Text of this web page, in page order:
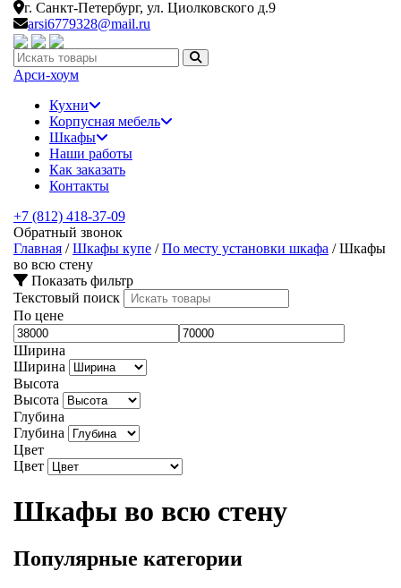
г. Санкт-Петербург, ул. Циолковского д.9
arsi6779328@mail.ru
Искать:
Арси-хоум
Кухни
Корпусная мебель
Шкафы
Наши работы
Как заказать
Контакты
+7 (812) 418-37-09
Обратный звонок
Главная /Шкафы купе /По месту установки шкафа /Шкафы
во всю стену
Показать фильтр
Текстовый поиск
По цене
Ширина
Ширина
Высота
Высота
Глубина
Глубина
Цвет
Цвет
Шкафы во всю стену
Популярные категории